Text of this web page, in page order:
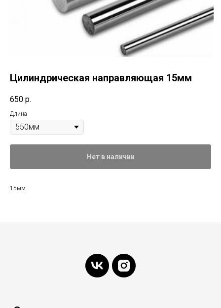
Цилиндрическая направляющая 15мм
650 р.
Длина
Нет в наличии
15мм